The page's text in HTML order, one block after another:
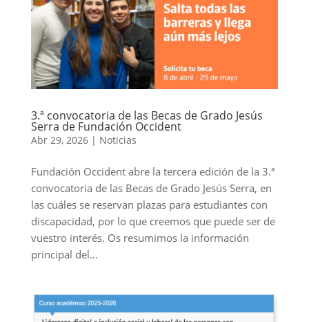
3.ª convocatoria de las Becas de Grado Jesús
Serra de Fundación Occident
Abr 29, 2026| Noticias
Fundación Occident abre la tercera edición de la 3.ª
convocatoria de las Becas de Grado Jesús Serra, en
las cuáles se reservan plazas para estudiantes con
discapacidad, por lo que creemos que puede ser de
vuestro interés. Os resumimos la información
principal del...